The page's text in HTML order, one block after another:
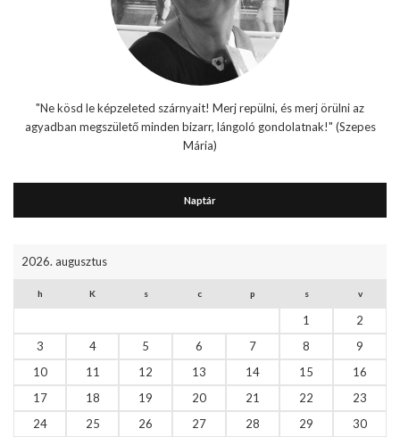
"Ne kösd le képzeleted szárnyait! Merj repülni, és merj örülni az
agyadban megszülető minden bizarr, lángoló gondolatnak!" (Szepes
Mária)
Naptár
2026. augusztus
h K s c p s v
1
2
3
4 5 6 7 8
9
10
11 12 13 14 15
16
17
18 19 20 21 22
23
24
25 26 27 28 29
30